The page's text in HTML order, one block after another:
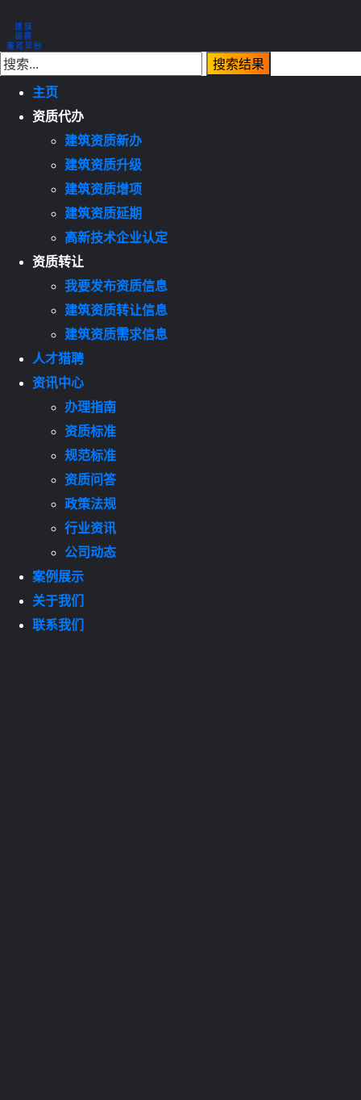
主页
资质代办
建筑资质新办
建筑资质升级
建筑资质增项
建筑资质延期
高新技术企业认定
资质转让
我要发布资质信息
建筑资质转让信息
建筑资质需求信息
人才猎聘
资讯中心
办理指南
资质标准
规范标准
资质问答
政策法规
行业资讯
公司动态
案例展示
关于我们
联系我们